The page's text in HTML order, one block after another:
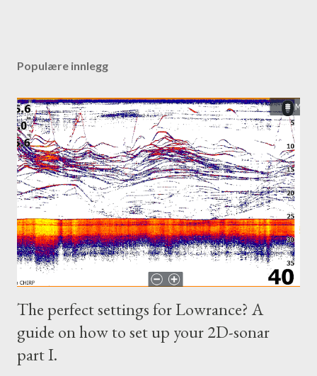
Populære innlegg
The perfect settings for Lowrance? A
guide on how to set up your 2D-sonar
part I.